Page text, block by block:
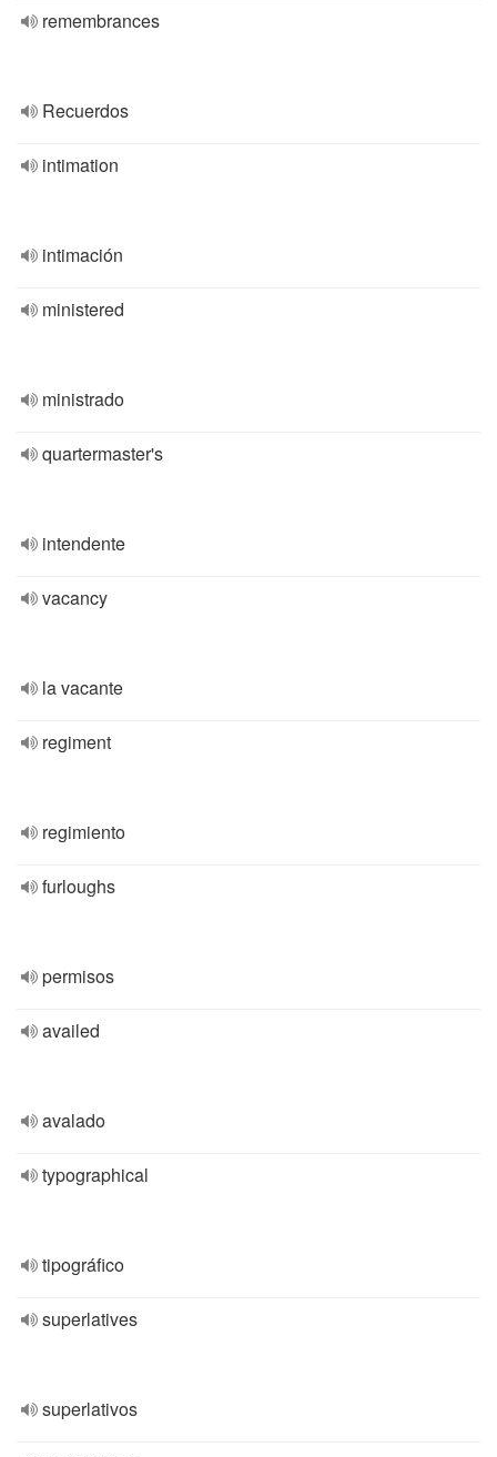
remembrances
Recuerdos
intimation
intimación
ministered
ministrado
quartermaster's
intendente
vacancy
la vacante
regiment
regimiento
furloughs
permisos
availed
avalado
typographical
tipográfico
superlatives
superlativos